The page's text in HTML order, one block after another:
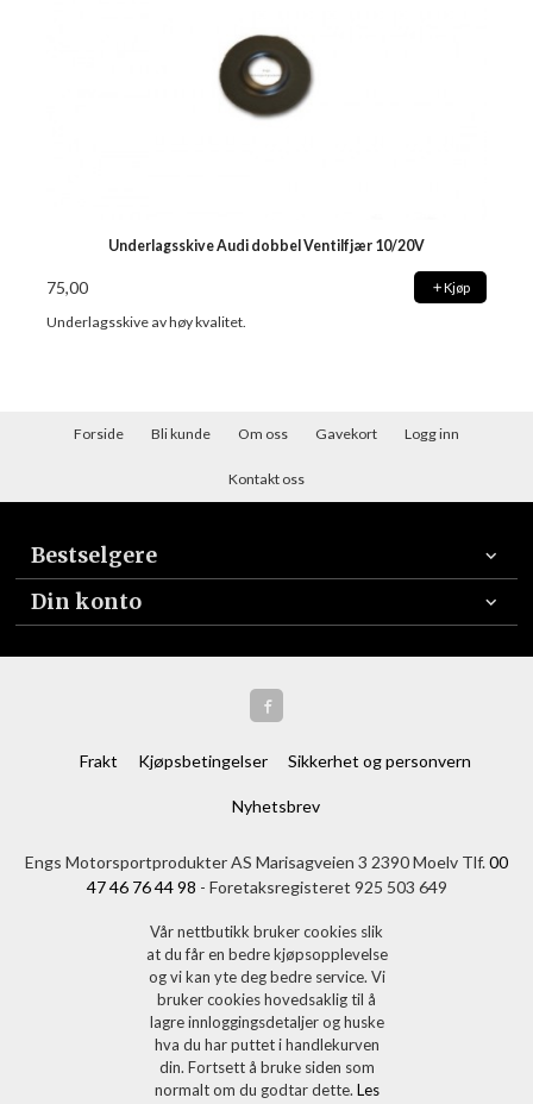
Underlagsskive Audi dobbel Ventilfjær 10/20V
75,00 Kjøp
Underlagsskive av høy kvalitet.
Forside Bli kunde Om oss Gavekort Logg inn
Kontakt oss
Bestselgere
Din konto
Frakt Kjøpsbetingelser Sikkerhet og personvern
Nyhetsbrev
Engs Motorsportprodukter AS Marisagveien 3 2390 Moelv Tlf.00
47 46 76 44 98 - Foretaksregisteret 925 503 649
Vår nettbutikk bruker cookies slik
at du får en bedre kjøpsopplevelse
og vi kan yte deg bedre service. Vi
bruker cookies hovedsaklig til å
lagre innloggingsdetaljer og huske
hva du har puttet i handlekurven
din. Fortsett å bruke siden som
normalt om du godtar dette. Les